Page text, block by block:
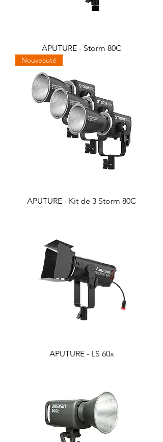
APUTURE - Storm 80C
Nouveauté
APUTURE - Kit de 3 Storm 80C
APUTURE - LS 60x